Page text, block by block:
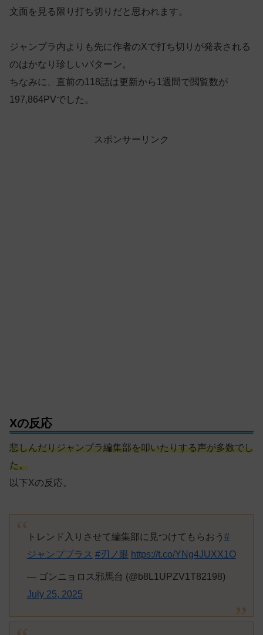
文面を見る限り打ち切りだと思われます。
ジャンプラ内よりも先に作者のXで打ち切りが発表される
のはかなり珍しいパターン。
ちなみに、直前の118話は更新から1週間で閲覧数が
197,864PVでした。
スポンサーリンク
Xの反応
悲しんだりジャンプラ編集部を叩いたりする声が多数でし
た。
以下Xの反応。
トレンド入りさせて編集部に見つけてもらおう #
ジャンププラス #刃ノ眼 https://t.co/YNg4JUXX1O
— ゴンニョロス邪馬台 (@b8L1UPZV1T82198)
July 25, 2025